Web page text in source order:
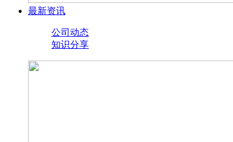
最新资讯
公司动态
知识分享